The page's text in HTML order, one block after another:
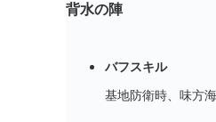
背水の陣
バフスキル
基地防衛時、味方